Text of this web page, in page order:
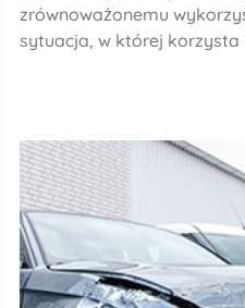
zrównoważonemu
sytuacja, w której korzysta